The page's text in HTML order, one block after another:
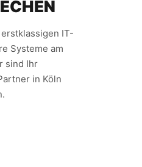
IT-
Systeme am
sind Ihr
in Köln